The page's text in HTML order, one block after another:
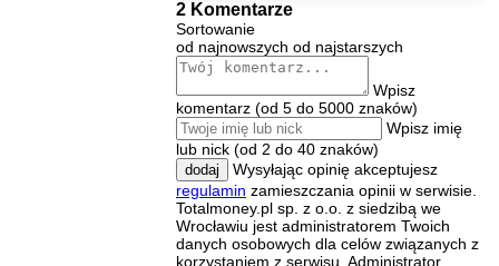
2 Komentarze
Sortowanie
od najnowszych od najstarszych
Wpisz
komentarz (od 5 do 5000 znaków)
Wpisz imię
lub nick (od 2 do 40 znaków)
dodaj
Wysyłając opinię akceptujesz
regulamin zamieszczania opinii w serwisie.
Totalmoney.pl sp. z o.o. z siedzibą we
Wrocławiu jest administratorem Twoich
danych osobowych dla celów związanych z
korzystaniem z serwisu. Administrator